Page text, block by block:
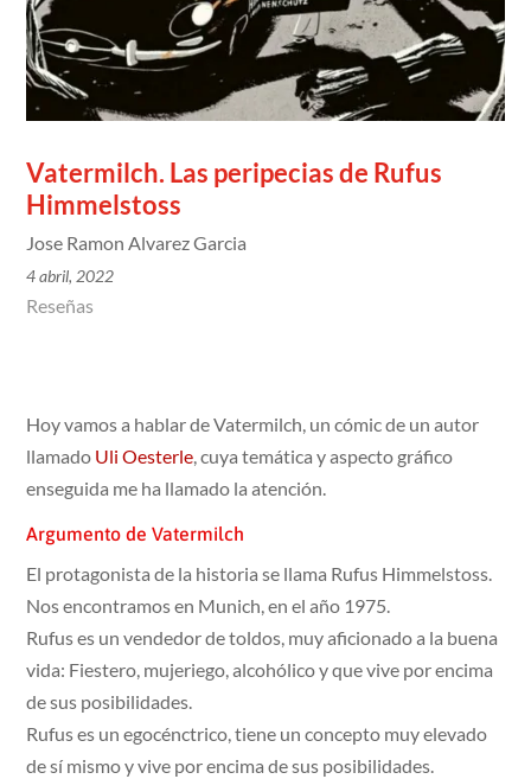
Vatermilch. Las peripecias de Rufus
Himmelstoss
Jose Ramon Alvarez Garcia
4 abril, 2022
Reseñas
Hoy vamos a hablar de Vatermilch, un cómic de un autor
llamado Uli Oesterle, cuya temática y aspecto gráfico
enseguida me ha llamado la atención.
Argumento de Vatermilch
El protagonista de la historia se llama Rufus Himmelstoss.
Nos encontramos en Munich, en el año 1975.
Rufus es un vendedor de toldos, muy aficionado a la buena
vida: Fiestero, mujeriego, alcohólico y que vive por encima
de sus posibilidades.
Rufus es un egocénctrico, tiene un concepto muy elevado
de sí mismo y vive por encima de sus posibilidades.